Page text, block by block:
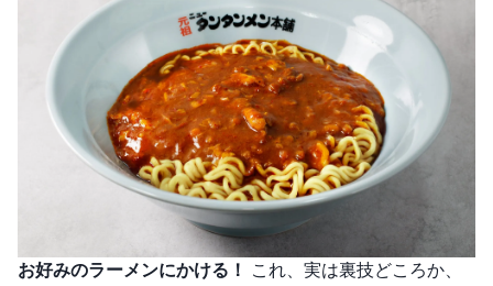
お好みのラーメンにかける！
これ、実は裏技どころか、